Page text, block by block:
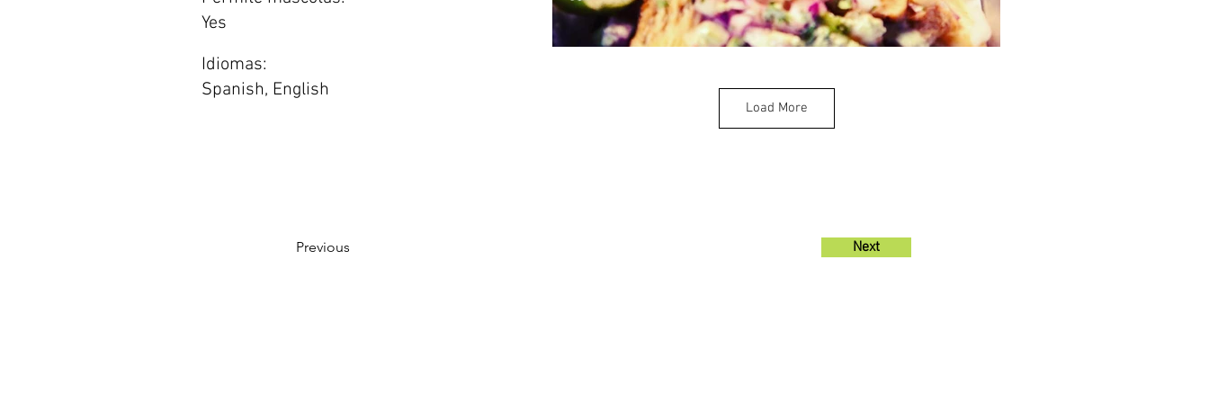
Yes
Idiomas:
Spanish, English
Previous
Load More
Next